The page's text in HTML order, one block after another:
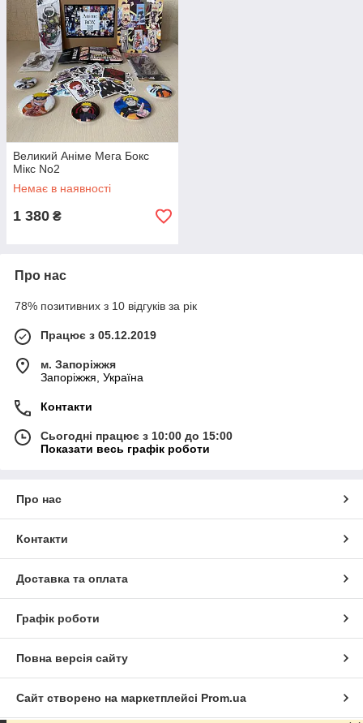
Великий Аніме Мега Бокс
Мікс No2
Немає в наявності
1 380 ₴
Про нас
78% позитивних з 10 відгуків за рік
Працює з 05.12.2019
м. Запоріжжя
Запоріжжя, Україна
Контакти
Сьогодні працює з 10:00 до 15:00
Показати весь графік роботи
Про нас
Контакти
Доставка та оплата
Графік роботи
Повна версія сайту
Сайт створено на маркетплейсі Prom.ua